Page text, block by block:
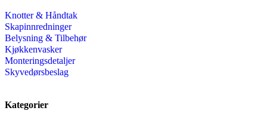
Knotter & Håndtak
Skapinnredninger
Belysning & Tilbehør
Kjøkkenvasker
Monteringsdetaljer
Skyvedørsbeslag
Kategorier